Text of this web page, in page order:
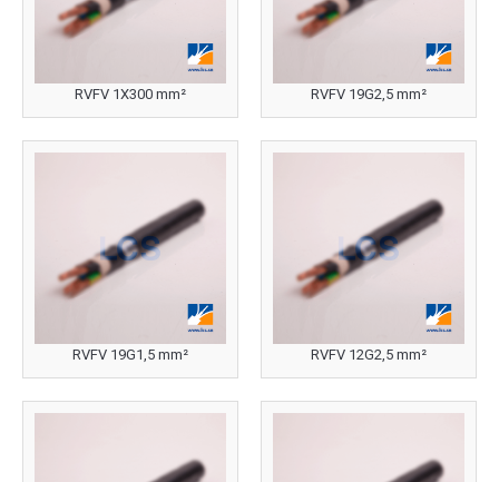
RVFV 1X300 mm² RVFV 19G2,5 mm²
RVFV 19G1,5 mm² RVFV 12G2,5 mm²